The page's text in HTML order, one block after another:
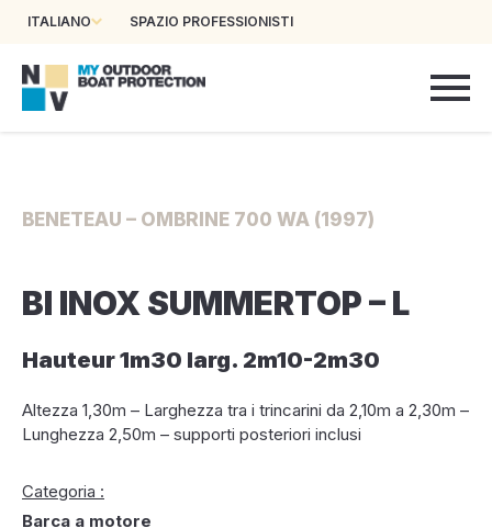
ITALIANO SPAZIO PROFESSIONISTI
BENETEAU – OMBRINE 700 WA (1997)
BI INOX SUMMERTOP – L
Hauteur 1m30 larg. 2m10-2m30
Altezza 1,30m – Larghezza tra i trincarini da 2,10m a 2,30m –
Lunghezza 2,50m – supporti posteriori inclusi
Categoria :
Barca a motore